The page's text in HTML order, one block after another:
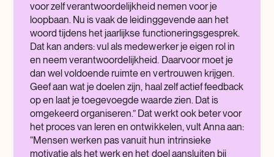
voor zelf verantwoordelijkheid nemen voor je
loopbaan. Nu is vaak de leidinggevende aan het
woord tijdens het jaarlijkse functioneringsgesprek.
Dat kan anders: vul als medewerker je eigen rol in
en neem verantwoordelijkheid. Daarvoor moet je
dan wel voldoende ruimte en vertrouwen krijgen.
Geef aan wat je doelen zijn, haal zelf actief feedback
op en laat je toegevoegde waarde zien. Dat is
omgekeerd organiseren.” Dat werkt ook beter voor
het proces van leren en ontwikkelen, vult Anna aan:
“Mensen werken pas vanuit hun intrinsieke
motivatie als het werk en het doel aansluiten bij